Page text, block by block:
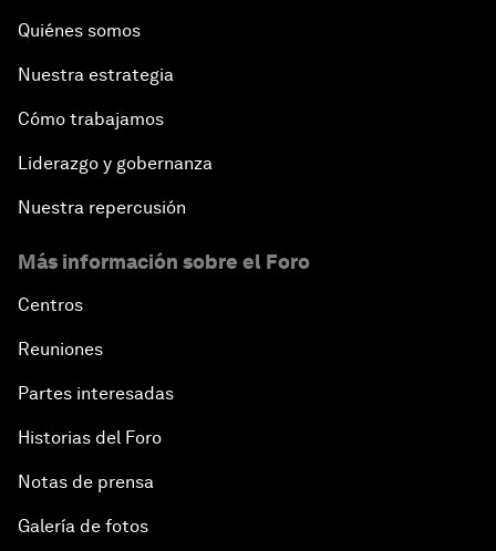
Quiénes somos
Nuestra estrategia
Cómo trabajamos
Liderazgo y gobernanza
Nuestra repercusión
Más información sobre el Foro
Centros
Reuniones
Partes interesadas
Historias del Foro
Notas de prensa
Galería de fotos